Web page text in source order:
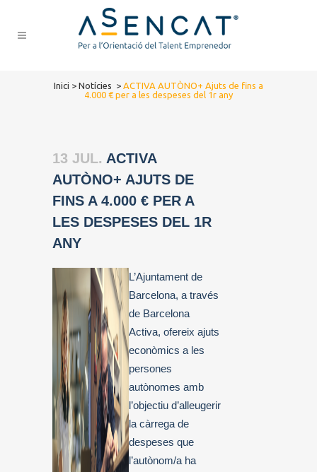
Inici > Notícies > ACTIVA AUTÒNO+ Ajuts de fins a
4.000 € per a les despeses del 1r any
13 JUL. ACTIVA
AUTÒNO+ AJUTS DE
FINS A 4.000 € PER A
LES DESPESES DEL 1R
ANY
L’Ajuntament de
Barcelona, a través
de Barcelona
Activa, ofereix ajuts
econòmics a les
persones
autònomes amb
l’objectiu d’alleugerir
la càrrega de
despeses que
l’autònom/a ha